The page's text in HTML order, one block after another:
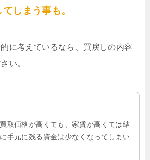
しまう事も。
に考えているなら、買戻しの内容
い。
取価格が高くても、家賃が高くては結
手元に残る資金は少なくなってしまい